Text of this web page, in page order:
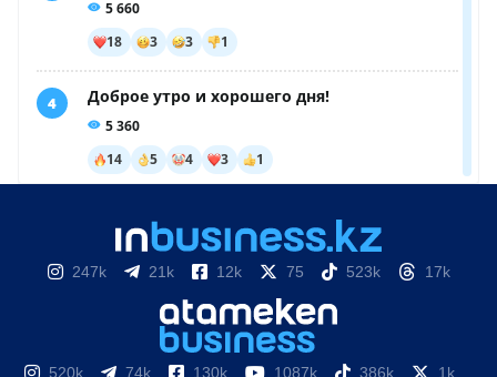
247k 21k 12k 75 523k 17k
520k 74k 130k 1087k 386k
1k